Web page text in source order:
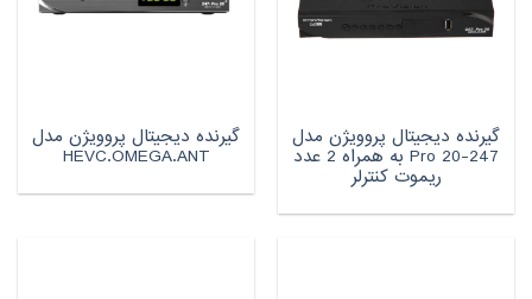
گیرنده دیجیتال پروویژن مدل
247-Pro 20 به همراه 2 عدد
ریموت کنترلر
گیرنده دیجیتال پروویژن مدل
HEVC.OMEGA.ANT